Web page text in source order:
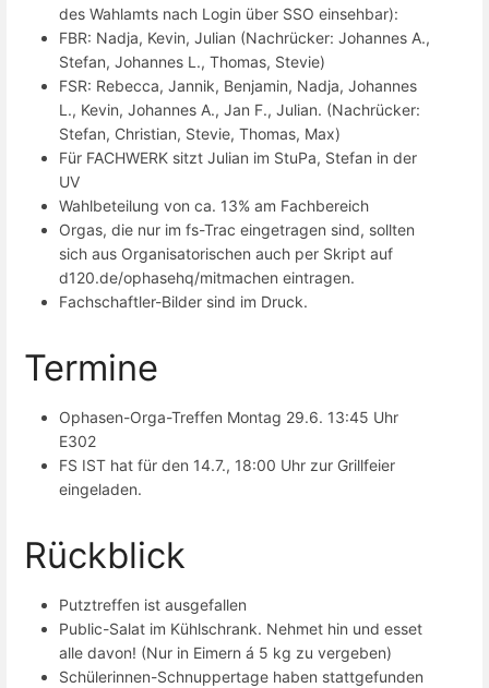
des Wahlamts nach Login über SSO einsehbar):
FBR: Nadja, Kevin, Julian (Nachrücker: Johannes A.,
Stefan, Johannes L., Thomas, Stevie)
FSR: Rebecca, Jannik, Benjamin, Nadja, Johannes
L., Kevin, Johannes A., Jan F., Julian. (Nachrücker:
Stefan, Christian, Stevie, Thomas, Max)
Für FACHWERK sitzt Julian im StuPa, Stefan in der
UV
Wahlbeteilung von ca. 13% am Fachbereich
Orgas, die nur im fs-Trac eingetragen sind, sollten
sich aus Organisatorischen auch per Skript auf
d120.de/ophasehq/mitmachen eintragen.
Fachschaftler-Bilder sind im Druck.
Termine
Ophasen-Orga-Treffen Montag 29.6. 13:45 Uhr
E302
FS IST hat für den 14.7., 18:00 Uhr zur Grillfeier
eingeladen.
Rückblick
Putztreffen ist ausgefallen
Public-Salat im Kühlschrank. Nehmet hin und esset
alle davon! (Nur in Eimern á 5 kg zu vergeben)
Schülerinnen-Schnuppertage haben stattgefunden